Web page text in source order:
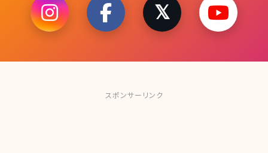
スポンサーリンク